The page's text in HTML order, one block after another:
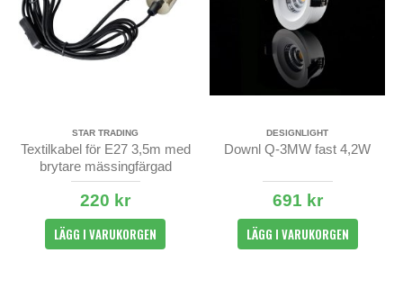
STAR TRADING
Textilkabel för E27 3,5m med
brytare mässingfärgad
220 kr
LÄGG I VARUKORGEN
DESIGNLIGHT
Downl Q-3MW fast 4,2W
691 kr
LÄGG I VARUKORGEN